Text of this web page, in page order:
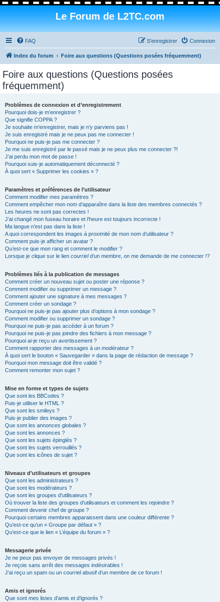
Le Forum de L2TC.com
FAQ Connexion
S’enregistrer
Index du forum Foire aux questions (Questions posées fréquemment)
Foire aux questions (Questions posées
fréquemment)
Problèmes de connexion et d’enregistrement
Pourquoi dois-je m’enregistrer ?
Que signifie COPPA ?
Je souhaite m’enregistrer, mais je n’y parviens pas !
Je suis enregistré mais je ne peux pas me connecter !
Pourquoi ne puis-je pas me connecter ?
Je me suis enregistré par le passé mais je ne peux plus me connecter ?!
J’ai perdu mon mot de passe !
Pourquoi suis-je automatiquement déconnecté ?
À quoi sert « Supprimer les cookies » ?
Paramètres et préférences de l’utilisateur
Comment modifier mes paramètres ?
Comment empêcher mon nom d’apparaître dans la liste des membres connectés ?
Les heures ne sont pas correctes !
J’ai changé mon fuseau horaire et l’heure est toujours incorrecte !
Ma langue n’est pas dans la liste !
A quoi correspondent les images à proximité de mon nom d’utilisateur ?
Comment puis-je afficher un avatar ?
Qu’est-ce que mon rang et comment le modifier ?
Lorsque je clique sur le lien courrield’un membre, on me demande de me connecter !?
Problèmes liés à la publication de messages
Comment créer un nouveau sujet ou poster une réponse ?
Comment modifier ou supprimer un message ?
Comment ajouter une signature à mes messages ?
Comment créer un sondage ?
Pourquoi ne puis-je pas ajouter plus d’options à mon sondage ?
Comment modifier ou supprimer un sondage ?
Pourquoi ne puis-je pas accéder à un forum ?
Pourquoi ne puis-je pas joindre des fichiers à mon message ?
Pourquoi ai-je reçu un avertissement ?
Comment rapporter des messages à un modérateur ?
À quoi sert le bouton « Sauvegarder » dans la page de rédaction de message ?
Pourquoi mon message doit être validé ?
Comment remonter mon sujet ?
Mise en forme et types de sujets
Que sont les BBCodes ?
Puis-je utiliser le HTML ?
Que sont les smileys ?
Puis-je publier des images ?
Que sont les annonces globales ?
Que sont les annonces ?
Que sont les sujets épinglés ?
Que sont les sujets verrouillés ?
Que sont les icônes de sujet ?
Niveaux d’utilisateurs et groupes
Que sont les administrateurs ?
Que sont les modérateurs ?
Que sont les groupes d’utilisateurs ?
Où trouver la liste des groupes d’utilisateurs et comment les rejoindre ?
Comment devenir chef de groupe ?
Pourquoi certains membres apparaissent dans une couleur différente ?
Qu’est-ce qu’un « Groupe par défaut » ?
Qu’est-ce que le lien « L’équipe du forum » ?
Messagerie privée
Je ne peux pas envoyer de messages privés !
Je reçois sans arrêt des messages indésirables !
J’ai reçu un spam ou un courriel abusif d’un membre de ce forum !
Amis et ignorés
Que sont mes listes d’amis et d’ignorés ?